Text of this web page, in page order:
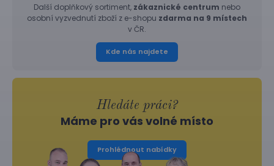
Další doplňkový sortiment, zákaznické centrum nebo
osobní vyzvednutí zboží z e-shopu zdarma na 9 místech
v ČR.
Kde nás najdete
Hledáte práci?
Máme pro vás volné místo
Prohlédnout nabídky